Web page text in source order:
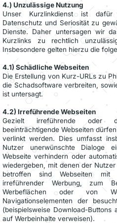
4.) Unzulässige Nutzung
Unser Kurzlinkdienst ist dafür
Datenschutz und Seriosität zu
Dienste. Daher untersagen wir
Kurzlinks zu rechtlich
Insbesondere gelten hierzu die
4.1) Schädliche Webseiten
Die Erstellung von Kurz-URLs zu
die Schadsoftware verbreiten,
ist untersagt.
4.2) Irreführende Webseiten
Gezielt irreführende oder
beeinträchtigende Webseiten
verlinkt werden. Dies umfasst
Nutzer unerwünschte Dialoge
Webseite verhindern oder
wiedergeben, mit denen der
betroffen sind Webseiten mit
irreführender Werbung, zum
Werbeflächen oder von
Navigationselementen der
(beispielsweise Download-Buttons
auf Werbeinhalte verweisen).